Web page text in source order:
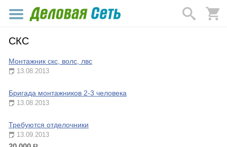
СКС
Монтажник скс, волс, лвс
13.08.2013
Бригада монтажников 2-3 человека
13.08.2013
Требуются отделочники
13.09.2013